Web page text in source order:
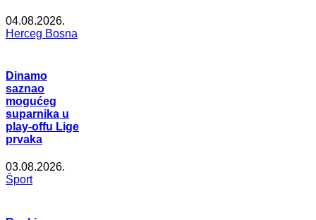
04.08.2026.
Herceg Bosna
Dinamo
saznao
mogućeg
suparnika u
play-offu Lige
prvaka
03.08.2026.
Šport